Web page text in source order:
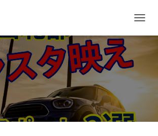
ビ
ョ
を
替